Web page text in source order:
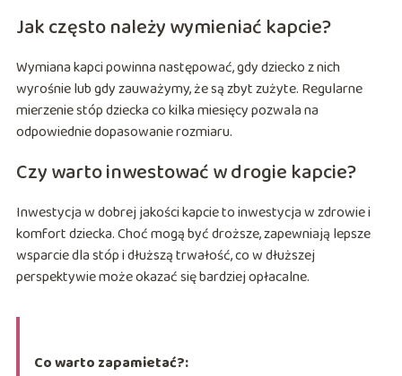
Jak często należy wymieniać kapcie?
Wymiana kapci powinna następować, gdy dziecko z nich
wyrośnie lub gdy zauważymy, że są zbyt zużyte. Regularne
mierzenie stóp dziecka co kilka miesięcy pozwala na
odpowiednie dopasowanie rozmiaru.
Czy warto inwestować w drogie kapcie?
Inwestycja w dobrej jakości kapcie to inwestycja w zdrowie i
komfort dziecka. Choć mogą być droższe, zapewniają lepsze
wsparcie dla stóp i dłuższą trwałość, co w dłuższej
perspektywie może okazać się bardziej opłacalne.
Co warto zapamietać?: